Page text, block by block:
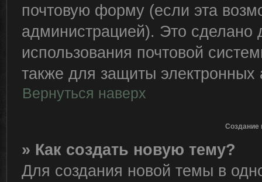
почтовую форму (если эта
администрацией). Это сделано
использования почтовой
также для защиты электронных
Вернуться наверх
Создание
» Как создать новую тему?
Для создания новой темы в